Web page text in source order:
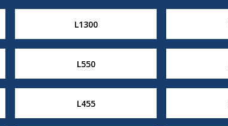
L1300
L550
L455